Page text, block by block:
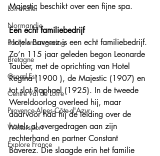
Loirevallei
Normandie
Parijs en omgeving
Bretagne
Grand-Est
Centre Val de Loire
Provence-Alpes-Côte-d'Azur
Wintersport
Explore France
Majestic beschikt over een fijne spa.
Een echt familiebedrijf
Hotels Baverez is een echt familiebedrijf.
Zo’n 115 jaar geleden begon Leonarde
Tauber, met de oprichting van Hotel
Regina (1900 ), de Majestic (1907) en
tot slot Raphael (1925). In de tweede
Wereldoorlog overleed hij, maar
daarvoor had hij de leiding over de
hotels al overgedragen aan zijn
rechterhand en partner Constant
Baverez. Die slaagde erin het familie